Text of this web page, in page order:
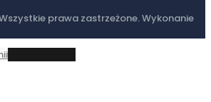
prawa zastrzeżone. Wykonanie